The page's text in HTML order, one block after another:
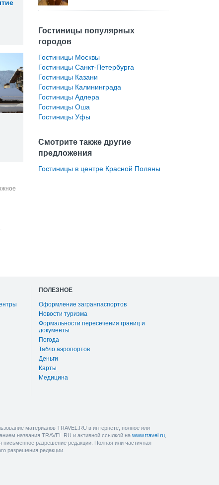
Гостиницы популярных
городов
Гостиницы Москвы
Гостиницы Санкт-Петербурга
Гостиницы Казани
Гостиницы Калининграда
Гостиницы Адлера
Гостиницы Оша
Гостиницы Уфы
Смотрите также другие
предложения
Гостиницы в центре Красной Поляны
ПОЛЕЗНОЕ
Оформление загранпаспортов
Новости туризма
Формальности пересечения границ и
документы
Погода
Табло аэропортов
Деньги
Карты
Медицина
материалов TRAVEL.RU в интернете, полное или
названия TRAVEL.RU и активной ссылкой на www.travel.ru
письменное разрешение редакции. Полная или частичная
разрешения редакции.